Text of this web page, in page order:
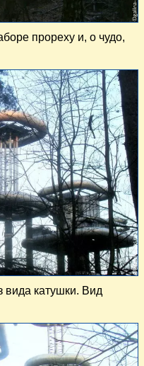
прореху и, о чудо,
вида катушки. Вид